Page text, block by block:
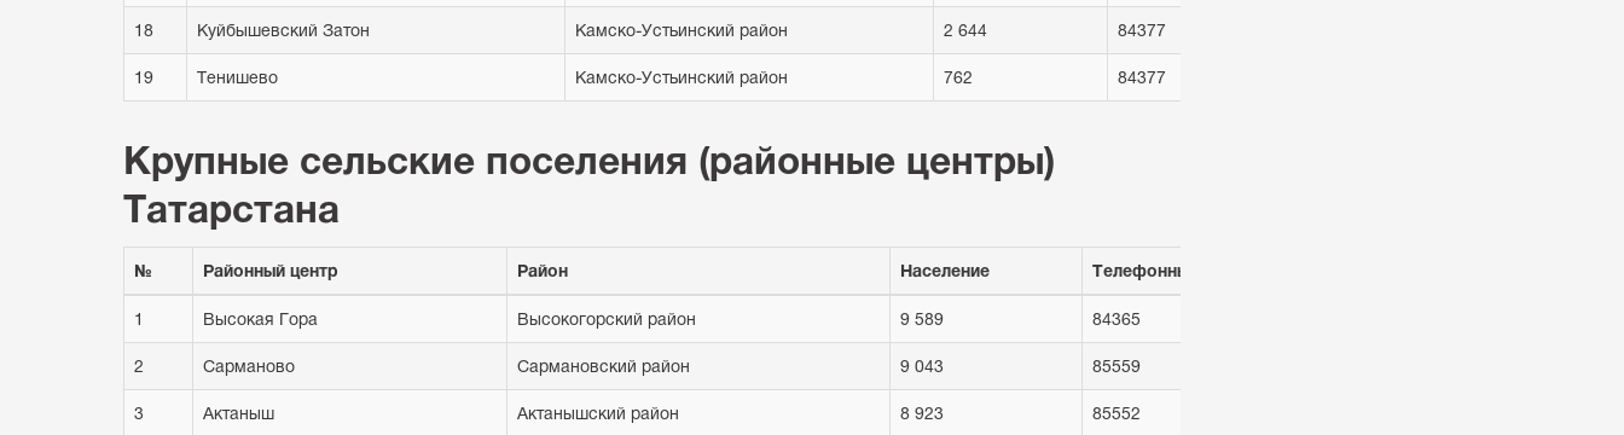
18 Куйбышевский Затон Камско-Устьинский район 2 644 84377
19 Тенишево Камско-Устьинский район 762 84377
Крупные сельские поселения (районные центры)
Татарстана
№ Районный центр Район Население Телефонный код
1 Высокая Гора Высокогорский район 9 589 84365
2 Сарманово Сармановский район 9 043 85559
3 Актаныш Актанышский район 8 923 85552